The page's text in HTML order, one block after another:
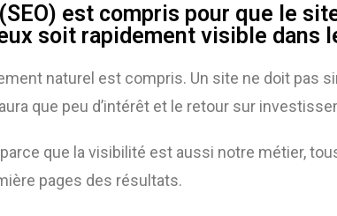
est compris pour que le
soit rapidement visible dans
naturel est compris. Un site ne doit pas
que peu d’intérêt et le retour sur
que la visibilité est aussi notre métier,
pages des résultats.